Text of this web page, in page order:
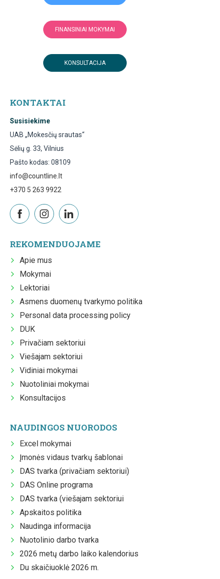
FINANSINIAI MOKYMAI
KONSULTACIJA
KONTAKTAI
Susisiekime
UAB „Mokesčių srautas“
Sėlių g. 33, Vilnius
Pašto kodas: 08109
info@countline.lt
+370 5 263 9922
REKOMENDUOJAME
Apie mus
Mokymai
Lektoriai
Asmens duomenų tvarkymo politika
Personal data processing policy
DUK
Privačiam sektoriui
Viešajam sektoriui
Vidiniai mokymai
Nuotoliniai mokymai
Konsultacijos
NAUDINGOS NUORODOS
Excel mokymai
Įmonės vidaus tvarkų šablonai
DAS tvarka (privačiam sektoriui)
DAS Online programa
DAS tvarka (viešajam sektoriui
Apskaitos politika
Naudinga informacija
Nuotolinio darbo tvarka
2026 metų darbo laiko kalendorius
Du skaičiuoklė 2026 m.